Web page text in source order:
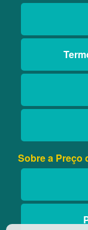
Sobre a Preço